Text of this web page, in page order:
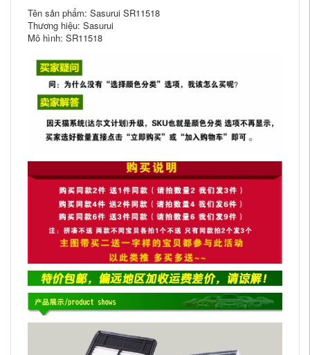
Tên sản phẩm: Sasurui SR11518
Thương hiệu: Sasurui
Mô hình: SR11518